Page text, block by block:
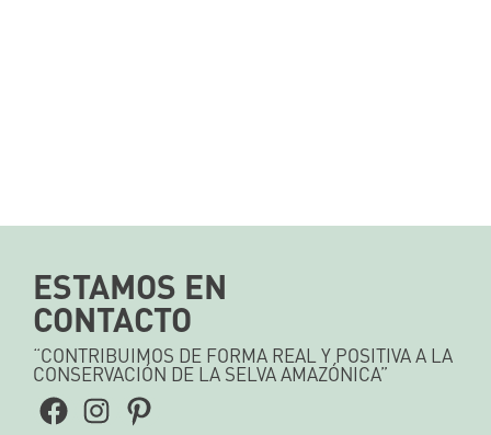
ESTAMOS EN
CONTACTO
“CONTRIBUIMOS DE FORMA REAL Y POSITIVA A LA
CONSERVACIÓN DE LA SELVA AMAZÓNICA”
Facebook
Instagram
Pinterest